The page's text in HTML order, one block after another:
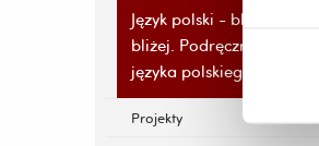
Język polski - blisko coraz
bliżej. Podręcznik do nauki
języka polskiego
Projekty